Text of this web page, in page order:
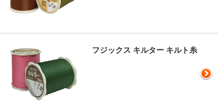
フジックス キルター キルト糸